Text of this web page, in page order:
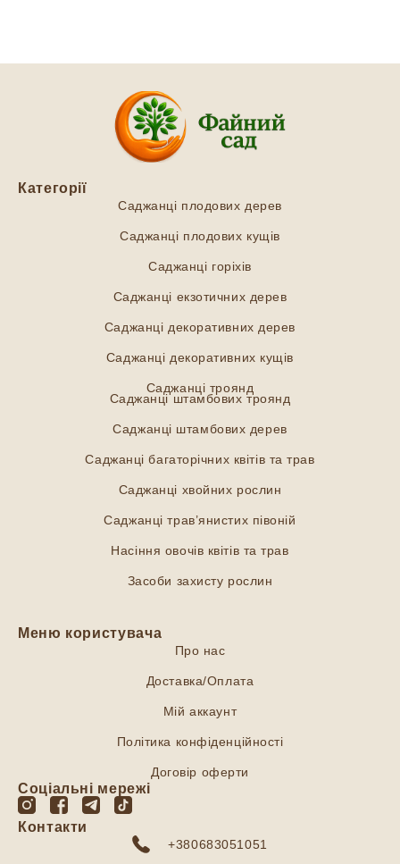
Категорії
Саджанці плодових дерев
Саджанці плодових кущів
Саджанці горіхів
Саджанці екзотичних дерев
Саджанці декоративних дерев
Саджанці декоративних кущів
Саджанці троянд
Саджанці штамбових троянд
Саджанці штамбових дерев
Саджанці багаторічних квітів та трав
Саджанці хвойних рослин
Саджанці трав’янистих півоній
Насіння овочів квітів та трав
Засоби захисту рослин
Меню користувача
Про нас
Доставка/Оплата
Мій аккаунт
Політика конфіденційності
Договір оферти
Соціальні мережі
Контакти
+380683051051